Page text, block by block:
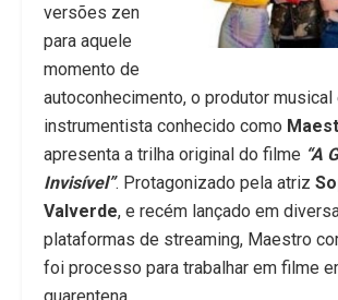
versões zen
para aquele
momento de
autoconhecimento, o produtor musical
instrumentista conhecido como
apresenta a trilha original do filme “A
Invisível”. Protagonizado pela atriz
Valverde, e recém lançado em
plataformas de streaming, Maestro
foi processo para trabalhar em filme